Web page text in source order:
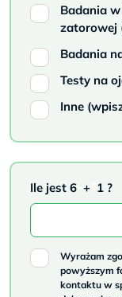
Badania
zatorowej
Badania
Testy na
Inne
Ile jest 6 + 1 ?
Wyrażam
powyższym
kontaktu w